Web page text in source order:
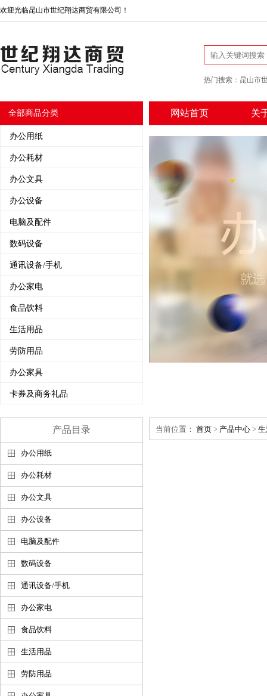
欢迎光临昆山市世纪翔达商贸有限公司！
热门搜索： 昆山市
全部商品分类
办公用纸
办公耗材
办公文具
办公设备
电脑及配件
数码设备
通讯设备/手机
办公家电
食品饮料
生活用品
劳防用品
办公家具
卡券及商务礼品
网站首页 关
产品目录
办公用纸
办公耗材
办公文具
办公设备
电脑及配件
数码设备
通讯设备/手机
办公家电
食品饮料
生活用品
劳防用品
当前位置： 首页 > 产品中心 >